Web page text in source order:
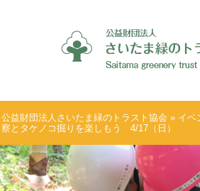
公益財団法人さいたま緑のトラスト協会 » イベ
察とタケノコ掘りを楽しもう 4/17（日）